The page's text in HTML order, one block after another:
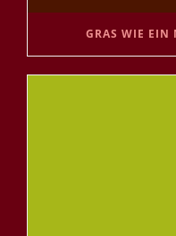
GRAS WIE EIN